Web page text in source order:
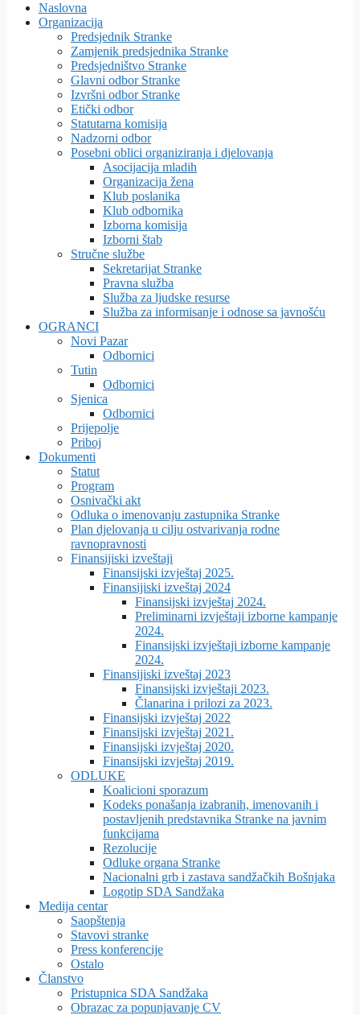
Naslovna
Organizacija
Predsjednik Stranke
Zamjenik predsjednika Stranke
Predsjedništvo Stranke
Glavni odbor Stranke
Izvršni odbor Stranke
Etički odbor
Statutarna komisija
Nadzorni odbor
Posebni oblici organiziranja i djelovanja
Asocijacija mladih
Organizacija žena
Klub poslanika
Klub odbornika
Izborna komisija
Izborni štab
Stručne službe
Sekretarijat Stranke
Pravna služba
Služba za ljudske resurse
Služba za informisanje i odnose sa javnošću
OGRANCI
Novi Pazar
Odbornici
Tutin
Odbornici
Sjenica
Odbornici
Prijepolje
Priboj
Dokumenti
Statut
Program
Osnivački akt
Odluka o imenovanju zastupnika Stranke
Plan djelovanja u cilju ostvarivanja rodne
ravnopravnosti
Finansijiski izveštaji
Finansijski izvještaj 2025.
Finansijiski izveštaj 2024
Finansijski izvještaj 2024.
Preliminarni izvještaji izborne kampanje
2024.
Finansijski izvještaji izborne kampanje
2024.
Finansijiski izveštaj 2023
Finansijski izvještaji 2023.
Članarina i prilozi za 2023.
Finansijski izvještaj 2022
Finansijski izvještaj 2021.
Finansijski izvještaj 2020.
Finansijski izvještaj 2019.
ODLUKE
Koalicioni sporazum
Kodeks ponašanja izabranih, imenovanih i
postavljenih predstavnika Stranke na javnim
funkcijama
Rezolucije
Odluke organa Stranke
Nacionalni grb i zastava sandžačkih Bošnjaka
Logotip SDA Sandžaka
Medija centar
Saopštenja
Stavovi stranke
Press konferencije
Ostalo
Članstvo
Pristupnica SDA Sandžaka
Obrazac za popunjavanje CV